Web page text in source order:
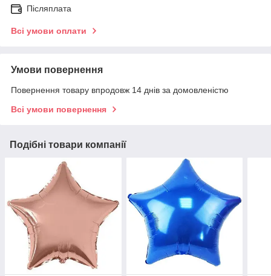
Післяплата
Всі умови оплати
Умови повернення
Повернення товару впродовж 14 днів за домовленістю
Всі умови повернення
Подібні товари компанії